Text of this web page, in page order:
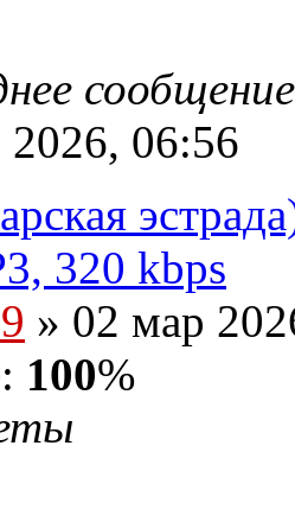
06:56
320 kbps
» 02 мар
100%